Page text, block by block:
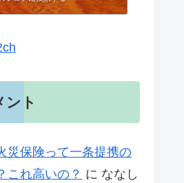
ント
災保険って一条提携の
これ高いの？ に ななし